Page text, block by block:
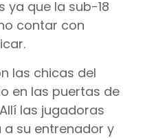
ya que la sub-18
contar con
las chicas del
en las puertas de
las jugadoras
su entrenador y